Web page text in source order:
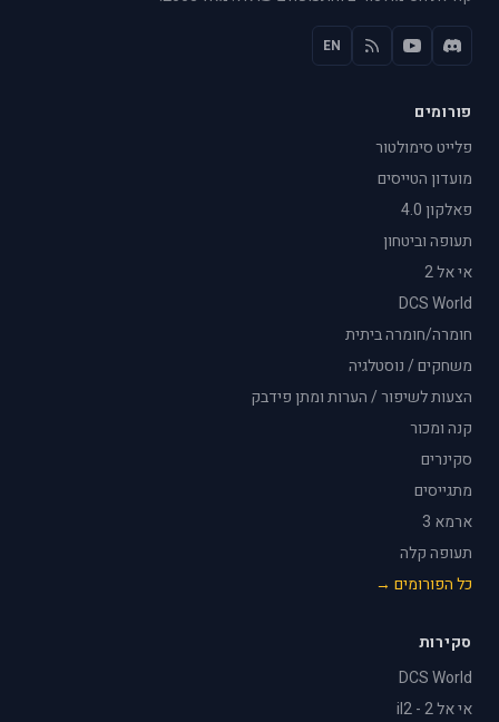
EN
פורומים
פלייט סימולטור
מועדון הטייסים
פאלקון 4.0
תעופה וביטחון
אי אל 2
DCS World
חומרה/חומרה ביתית
משחקים / נוסטלגיה
הצעות לשיפור / הערות ומתן פידבק
קנה ומכור
סקינרים
מתגייסים
ארמא 3
תעופה קלה
כל הפורומים →
סקירות
DCS World
אי אל 2 - il2